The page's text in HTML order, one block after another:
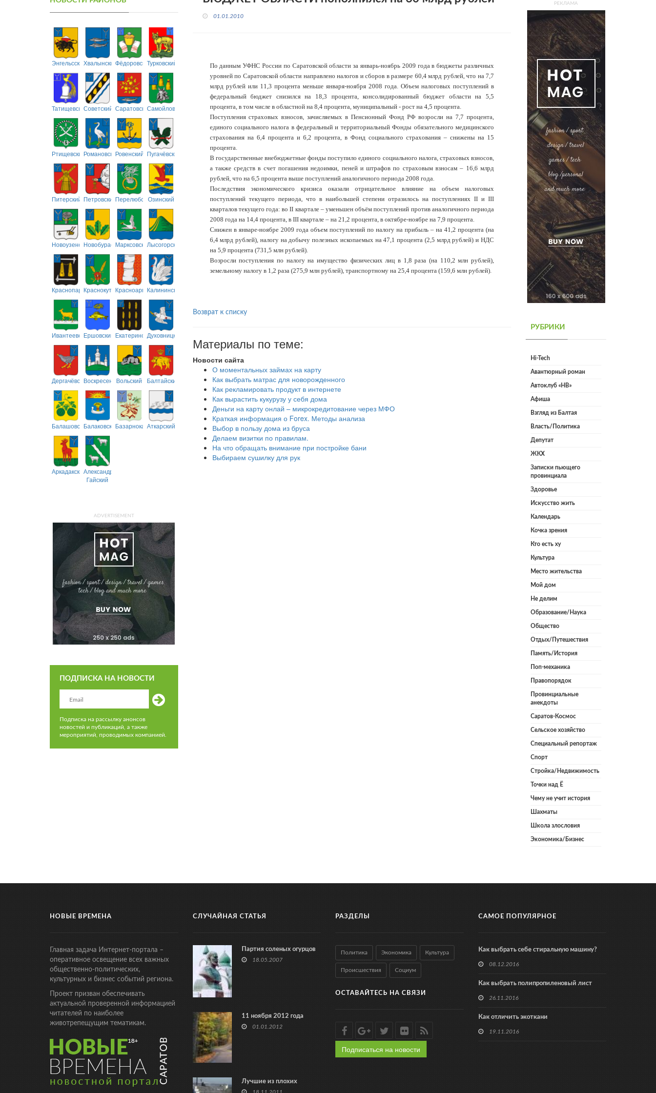
ЭнгельсскийХвалынскийФёдоровскийТурковский
ТатищевскийСоветский СаратовскийСамойловский
РтищевскийРомановскийРовенский Пугачёвский
Питерский ПетровскийПерелюбскийОзинский
НовоузенскийНовобурасскийМарксовскийЛысогорский
Краснопартизанский
КраснокутскийКрасноармейский
Калининский
ИвантеевскийЕршовский ЕкатериновскийДуховницкий
ДергачёвскийВоскресенскийВольский Балтайский
БалашовскийБалаковскийБазарнокарабулакский
Аткарский
АркадакскийАлександрово-
Гайский
ADVERTISEMENT
ПОДПИСКА НА НОВОСТИ
Подписка на рассылку анонсов
новостей и публикаций, а также
мероприятий, проводимых компанией.
01.01.2010
По данным УФНС России по Саратовской области за январь-ноябрь 2009 года в бюджеты различных
уровней по Саратовской области направлено налогов и сборов в размере 60,4 млрд рублей, что на 7,7
млрд рублей или 11,3 процента меньше января-ноября 2008 года. Объем налоговых поступлений в
федеральный бюджет снизился на 18,3 процента, консолидированный бюджет области на 5,5
процента, в том числе в областной на 8,4 процента, муниципальный - рост на 4,5 процента.
Поступления страховых взносов, зачисляемых в Пенсионный Фонд РФ возросли на 7,7 процента,
единого социального налога в федеральный и территориальный Фонды обязательного медицинского
страхования на 6,4 процента и 6,2 процента, в Фонд социального страхования – снижены на 15
процента.
В государственные внебюджетные фонды поступило единого социального налога, страховых взносов,
а также средств в счет погашения недоимки, пеней и штрафов по страховым взносам – 16,6 млрд
рублей, что на 6,5 процента выше поступлений аналогичного периода 2008 года.
Последствия экономического кризиса оказали отрицательное влияние на объем налоговых
поступлений текущего периода, что в наибольшей степени отразилось на поступлениях II и III
кварталов текущего года: во II квартале – уменьшен объём поступлений против аналогичного периода
2008 года на 14,4 процента, в III квартале – на 21,2 процента, в октябре-ноябре на 7,9 процента.
Снижен в январе-ноябре 2009 года объем поступлений по налогу на прибыль – на 41,2 процента (на
6,4 млрд рублей), налогу на добычу полезных ископаемых на 47,1 процента (2,5 млрд рублей) и НДС
на 5,9 процента (731,5 млн рублей).
Возросли поступления по налогу на имущество физических лиц в 1,8 раза (на 110,2 млн рублей),
земельному налогу в 1,2 раза (275,9 млн рублей), транспортному на 25,4 процента (159,6 млн рублей).
Возврат к списку
Материалы по теме:
Новости сайта
О моментальных займах на карту
Как выбрать матрас для новорожденного
Как рекламировать продукт в интернете
Как вырастить кукурузу у себя дома
Деньги на карту онлай – микрокредитование через МФО
Краткая информация о Forex. Методы анализа
Выбор в пользу дома из бруса
Делаем визитки по правилам.
На что обращать внимание при постройке бани
Выбираем сушилку для рук
РЕКЛАМА
РУБРИКИ
Hi-Tech
Авантюрный роман
Автоклуб «НВ»
Афиша
Взгляд из Балтая
Власть/Политика
Депутат
ЖКХ
Записки пьющего
провинциала
Здоровье
Искусство жить
Календарь
Кочка зрения
Кто есть ху
Культура
Место жительства
Мой дом
Не делим
Образование/Наука
Общество
Отдых/Путешествия
Память/История
Поп-механика
Правопорядок
Провинциальные
анекдоты
Саратов-Космос
Сельское хозяйство
Специальный репортаж
Спорт
Стройка/Недвижимость
Точки над Ё
Чему не учит история
Шахматы
Школа злословия
Экономика/Бизнес
НОВЫЕ ВРЕМЕНА
Главная задача Интернет-портала –
оперативное освещение всех важных
общественно-политических,
культурных и бизнес событий региона.
Проект призван обеспечивать
актуальной проверенной информацией
читателей по наиболее
животрепещущим тематикам.
СЛУЧАЙНАЯ СТАТЬЯ
Партия соленых огурцов
18.05.2007
11 ноября 2012 года
01.01.2012
Лучшие из плохих
РАЗДЕЛЫ
Политика Экономика Культура
Происшествия Социум
ОСТАВАЙТЕСЬ НА СВЯЗИ
Подписаться на новости
САМОЕ ПОПУЛЯРНОЕ
Как выбрать себе стиральную машину?
08.12.2016
Как выбрать полипропиленовый лист
26.11.2016
Как отличить экоткани
19.11.2016